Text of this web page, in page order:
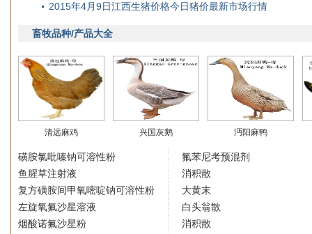
2015年4月9日江西生猪价格今日猪价最新市场行情
畜牧品种/产品大全
清远麻鸡 兴国灰鹅 沔阳麻鸭
磺胺氯吡嗪钠可溶性粉
鱼腥草注射液
复方磺胺间甲氧嘧啶钠可溶性粉
左旋氧氟沙星溶液
烟酸诺氟沙星粉
氟苯尼考预混剂
消积散
大黄末
白头翁散
消积散